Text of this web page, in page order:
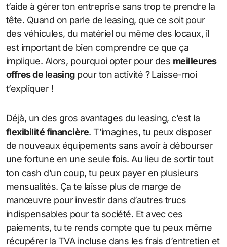
t’aide à gérer ton entreprise sans trop te prendre la
tête. Quand on parle de leasing, que ce soit pour
des véhicules, du matériel ou même des locaux, il
est important de bien comprendre ce que ça
implique. Alors, pourquoi opter pour des meilleures
offres de leasingpour ton activité ? Laisse-moi
t’expliquer !
Déjà, un des gros avantages du leasing, c’est la
flexibilité financière. T’imagines, tu peux disposer
de nouveaux équipements sans avoir à débourser
une fortune en une seule fois. Au lieu de sortir tout
ton cash d’un coup, tu peux payer en plusieurs
mensualités. Ça te laisse plus de marge de
manœuvre pour investir dans d’autres trucs
indispensables pour ta société. Et avec ces
paiements, tu te rends compte que tu peux même
récupérer la TVA incluse dans les frais d’entretien et